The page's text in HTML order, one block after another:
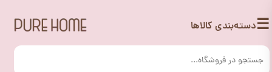
☰دسته‌بندی کالاها